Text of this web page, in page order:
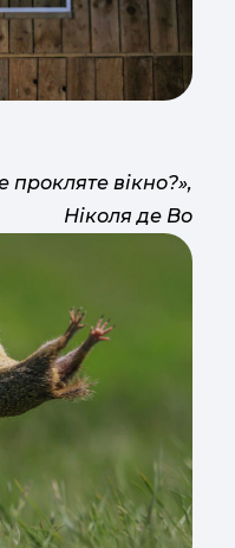
прокляте вікно?»,
Ніколя де Во